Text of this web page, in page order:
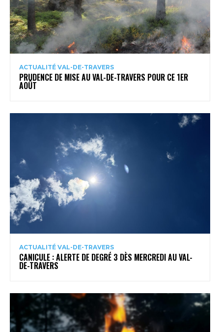
ACTUALITÉ VAL-DE-TRAVERS
PRUDENCE DE MISE AU VAL-DE-TRAVERS POUR CE 1ER
AOÛT
ACTUALITÉ VAL-DE-TRAVERS
CANICULE : ALERTE DE DEGRÉ 3 DÈS MERCREDI AU VAL-
DE-TRAVERS